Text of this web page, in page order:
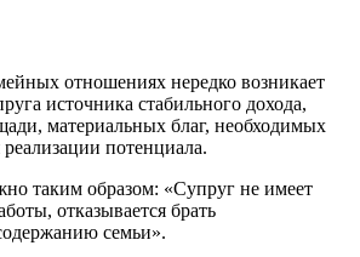
отношениях нередко возникает
источника стабильного дохода,
материальных благ, необходимых
потенциала.
таким образом: «Супруг не имеет
отказывается брать
семьи».